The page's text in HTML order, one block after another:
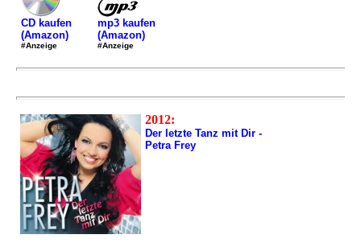
CD kaufen
(Amazon)
#Anzeige
mp3 kaufen
(Amazon)
#Anzeige
2012:
Der letzte Tanz mit Dir -
Petra Frey